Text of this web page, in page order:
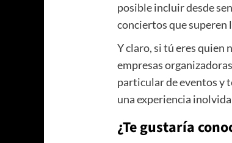
posible incluir desde
conciertos que superen
Y claro, si tú eres quien
empresas
particular de eventos y
una experiencia
¿Te gustaría